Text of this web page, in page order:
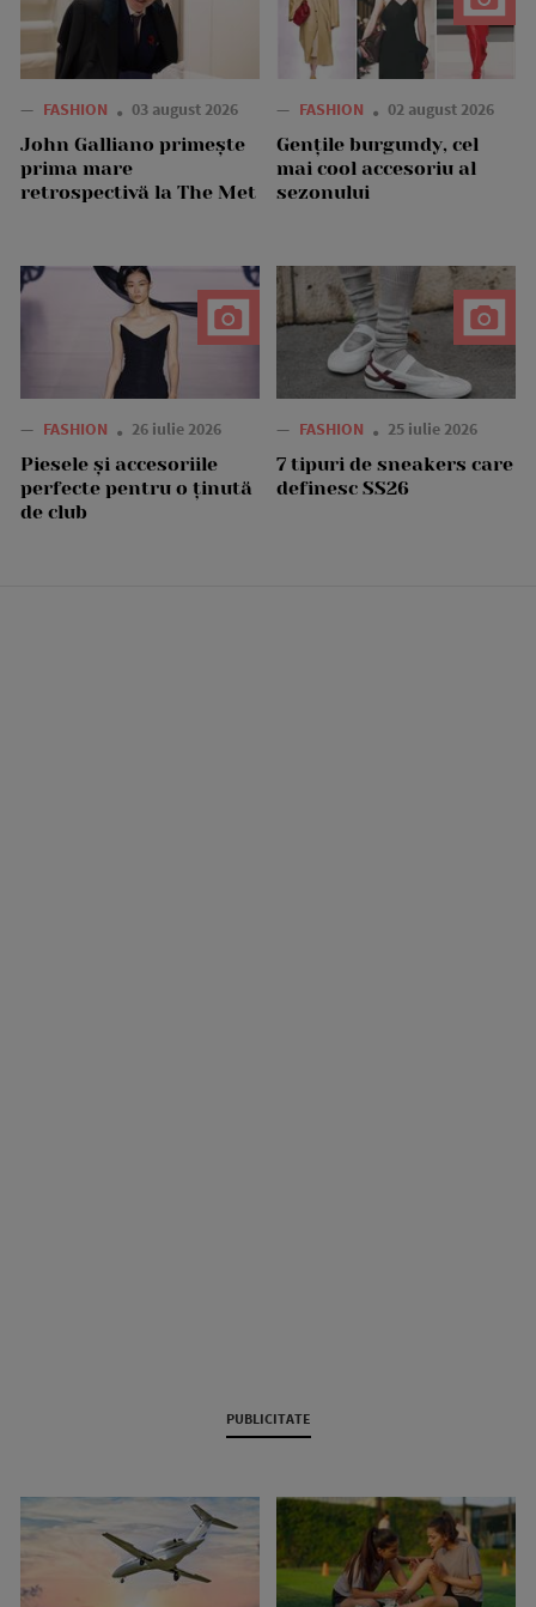
— FASHION 03 august 2026
John Galliano primește
prima mare
retrospectivă la The Met
— FASHION 02 august 2026
Gențile burgundy, cel
mai cool accesoriu al
sezonului
— FASHION 26 iulie 2026
Piesele și accesoriile
perfecte pentru o ținută
de club
— FASHION 25 iulie 2026
7 tipuri de sneakers care
definesc SS26
PUBLICITATE